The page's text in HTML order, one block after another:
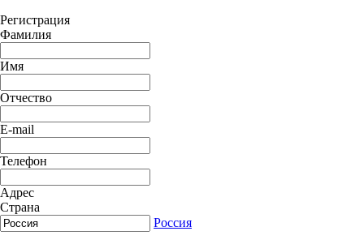
Регистрация
Фамилия
Имя
Отчество
E-mail
Телефон
Адрес
Страна
Россия